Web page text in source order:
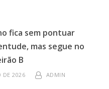
fica sem pontuar
mas segue no
B
DE 2026 ADMIN